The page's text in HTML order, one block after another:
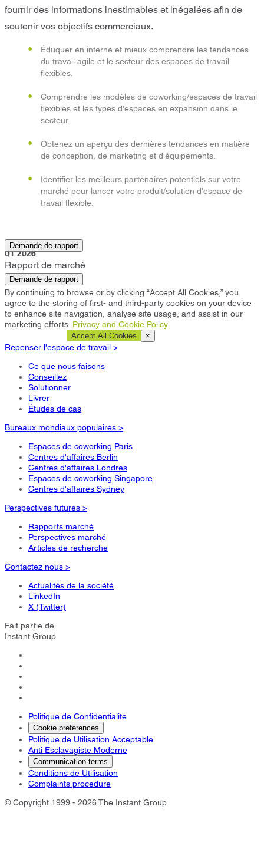
fournir des informations inestimables et inégalées afin de
soutenir vos objectifs commerciaux.
Éduquer en interne et mieux comprendre les tendances
du travail agile et le secteur des espaces de travail
flexibles.
Comprendre les modèles de coworking/espaces de travail
flexibles et les types d'espaces en expansion dans le
secteur.
Obtenez un aperçu des dernières tendances en matière
de conception, de marketing et d'équipements.
Identifier les meilleurs partenaires potentiels sur votre
marché pour lancer votre produit/solution d'espace de
travail flexible.
Demande de rapport
Aberdien
Q1 2026
Rapport de marché
Demande de rapport
By continuing to browse or by clicking “Accept All Cookies,” you
agree to the storing of first- and third-party cookies on your device
to enhance site navigation, analyse site usage, and assist in our
marketing efforts. Privacy and Cookie Policy
Accept All Cookies ×
Repenser l'espace de travail >
Ce que nous faisons
Conseillez
Solutionner
Livrer
Études de cas
Bureaux mondiaux populaires >
Espaces de coworking Paris
Centres d'affaires Berlin
Centres d'affaires Londres
Espaces de coworking Singapore
Centres d'affaires Sydney
Perspectives futures >
Rapports marché
Perspectives marché
Articles de recherche
Contactez nous >
Actualités de la société
LinkedIn
X (Twitter)
Fait partie de
Instant Group
Politique de Confidentialite
Cookie preferences
Politique de Utilisation Acceptable
Anti Esclavagiste Moderne
Communication terms
Conditions de Utilisation
Complaints procedure
© Copyright 1999 - 2026 The Instant Group